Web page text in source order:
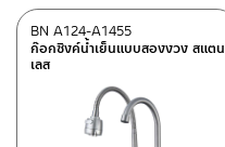
ก๊อกซิงค์น้ำเย็นแบบสองงวง สแตน
เลส
BN A124-A1455